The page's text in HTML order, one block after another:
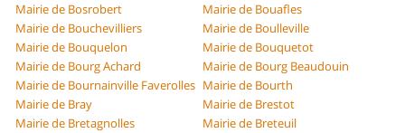
Mairie de Bosrobert
Mairie de Bouafles
Mairie de Bouchevilliers
Mairie de Boulleville
Mairie de Bouquelon
Mairie de Bouquetot
Mairie de Bourg Achard
Mairie de Bourg Beaudouin
Mairie de Bournainville Faverolles Mairie de Bourth
Mairie de Bray
Mairie de Brestot
Mairie de Bretagnolles
Mairie de Breteuil